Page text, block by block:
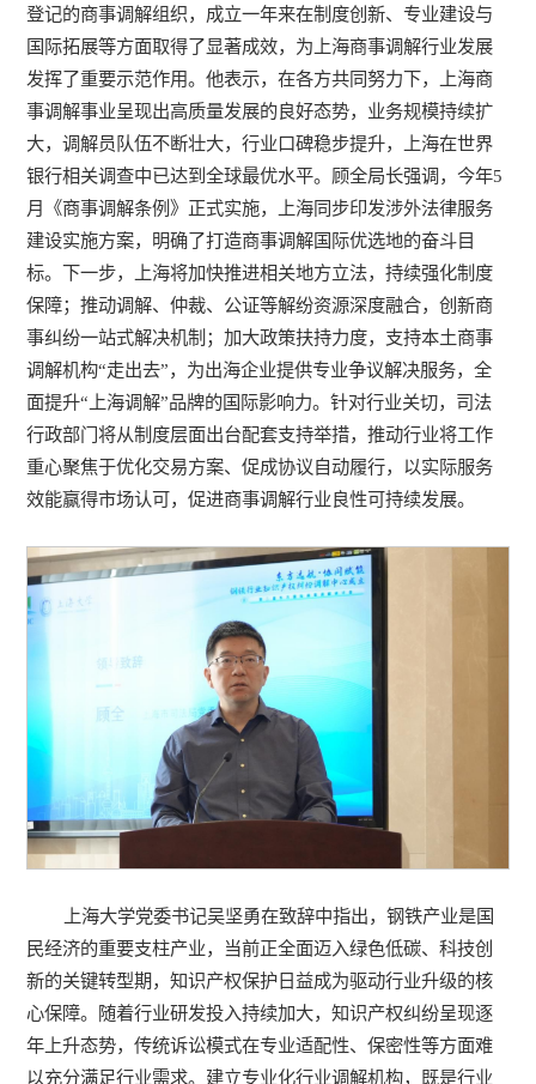
登记的商事调解组织，成立一年来在制度创新、专业建设与
国际拓展等方面取得了显著成效，为上海商事调解行业发展
发挥了重要示范作用。他表示，在各方共同努力下，上海商
事调解事业呈现出高质量发展的良好态势，业务规模持续扩
大，调解员队伍不断壮大，行业口碑稳步提升，上海在世界
银行相关调查中已达到全球最优水平。顾全局长强调，今年5
月《商事调解条例》正式实施，上海同步印发涉外法律服务
建设实施方案，明确了打造商事调解国际优选地的奋斗目
标。下一步，上海将加快推进相关地方立法，持续强化制度
保障；推动调解、仲裁、公证等解纷资源深度融合，创新商
事纠纷一站式解决机制；加大政策扶持力度，支持本土商事
调解机构“走出去”，为出海企业提供专业争议解决服务，全
面提升“上海调解”品牌的国际影响力。针对行业关切，司法
行政部门将从制度层面出台配套支持举措，推动行业将工作
重心聚焦于优化交易方案、促成协议自动履行，以实际服务
效能赢得市场认可，促进商事调解行业良性可持续发展。
上海大学党委书记吴坚勇在致辞中指出，钢铁产业是国
民经济的重要支柱产业，当前正全面迈入绿色低碳、科技创
新的关键转型期，知识产权保护日益成为驱动行业升级的核
心保障。随着行业研发投入持续加大，知识产权纠纷呈现逐
年上升态势，传统诉讼模式在专业适配性、保密性等方面难
以充分满足行业需求。建立专业化行业调解机构，既是行业